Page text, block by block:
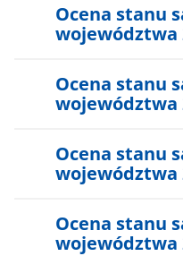
Ocena stanu
województwa
Ocena stanu
województwa
Ocena stanu
województwa
Ocena stanu
województwa